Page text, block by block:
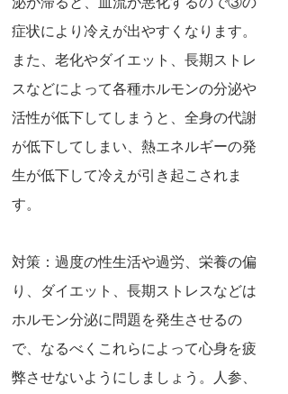
症状により冷えが出やすくなります。
また、老化やダイエット、長期ストレ
スなどによって各種ホルモンの分泌や
活性が低下してしまうと、全身の代謝
が低下してしまい、熱エネルギーの発
生が低下して冷えが引き起こされま
す。
対策：過度の性生活や過労、栄養の偏
り、ダイエット、長期ストレスなどは
ホルモン分泌に問題を発生させるの
で、なるべくこれらによって心身を疲
弊させないようにしましょう。人参、